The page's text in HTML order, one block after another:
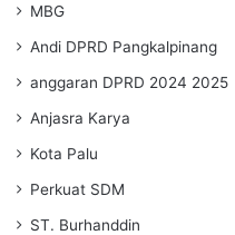
MBG
Andi DPRD Pangkalpinang
anggaran DPRD 2024 2025
Anjasra Karya
Kota Palu
Perkuat SDM
ST. Burhanddin